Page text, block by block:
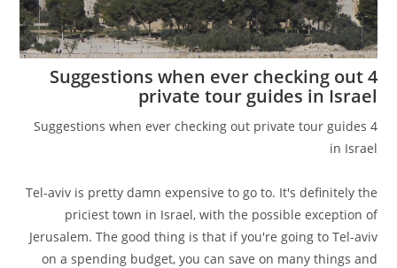
4 Suggestions when ever checking out
private tour guides in Israel
4 Suggestions when ever checking out private tour guides
in Israel
Tel-aviv is pretty damn expensive to go to. It's definitely the
priciest town in Israel, with the possible exception of
Jerusalem. The good thing is that if you're going to Tel-aviv
on a spending budget, you can save on many things and